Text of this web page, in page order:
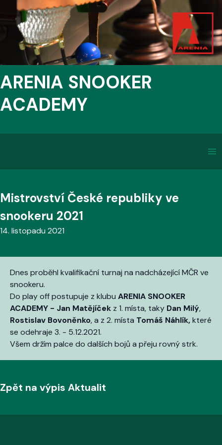
ARENIA SNOOKER
ACADEMY
Mistrovství České republiky ve
snookeru 2021
14. listopadu 2021
Dnes proběhl kvalifikační turnaj na nadcházející MČR ve
snookeru.
Do play off postupuje z klubu ARENIA SNOOKER
ACADEMY - Jan Matějíček z 1. místa, taky Dan Milý,
Rostislav Bovoněnko, a z 2. místa Tomáš Náhlík,které
se odehraje 3. - 5.12.2021.
Všem držím palce do dalších bojů a přeju rovný strk.
Zpět na výpis Aktualit